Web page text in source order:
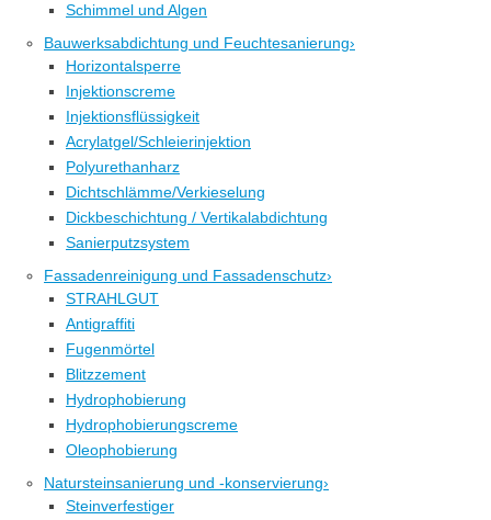
Schimmel und Algen
Bauwerksabdichtung und Feuchtesanierung›
Horizontalsperre
Injektionscreme
Injektionsflüssigkeit
Acrylatgel/Schleierinjektion
Polyurethanharz
Dichtschlämme/Verkieselung
Dickbeschichtung / Vertikalabdichtung
Sanierputzsystem
Fassadenreinigung und Fassadenschutz›
STRAHLGUT
Antigraffiti
Fugenmörtel
Blitzzement
Hydrophobierung
Hydrophobierungscreme
Oleophobierung
Natursteinsanierung und -konservierung›
Steinverfestiger